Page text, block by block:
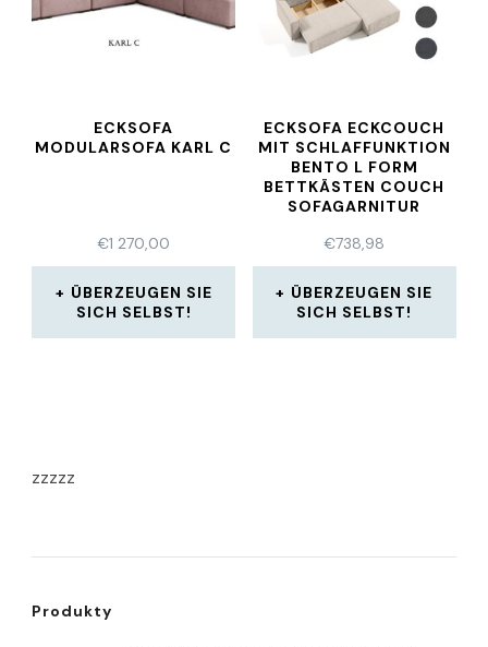
ECKSOFA
MODULARSOFA KARL C
€1 270,00
ÜBERZEUGEN SIE
SICH SELBST!
ECKSOFA ECKCOUCH
MIT SCHLAFFUNKTION
BENTO L FORM
BETTKÄSTEN COUCH
SOFAGARNITUR
€738,98
ÜBERZEUGEN SIE
SICH SELBST!
zzzzz
Produkty